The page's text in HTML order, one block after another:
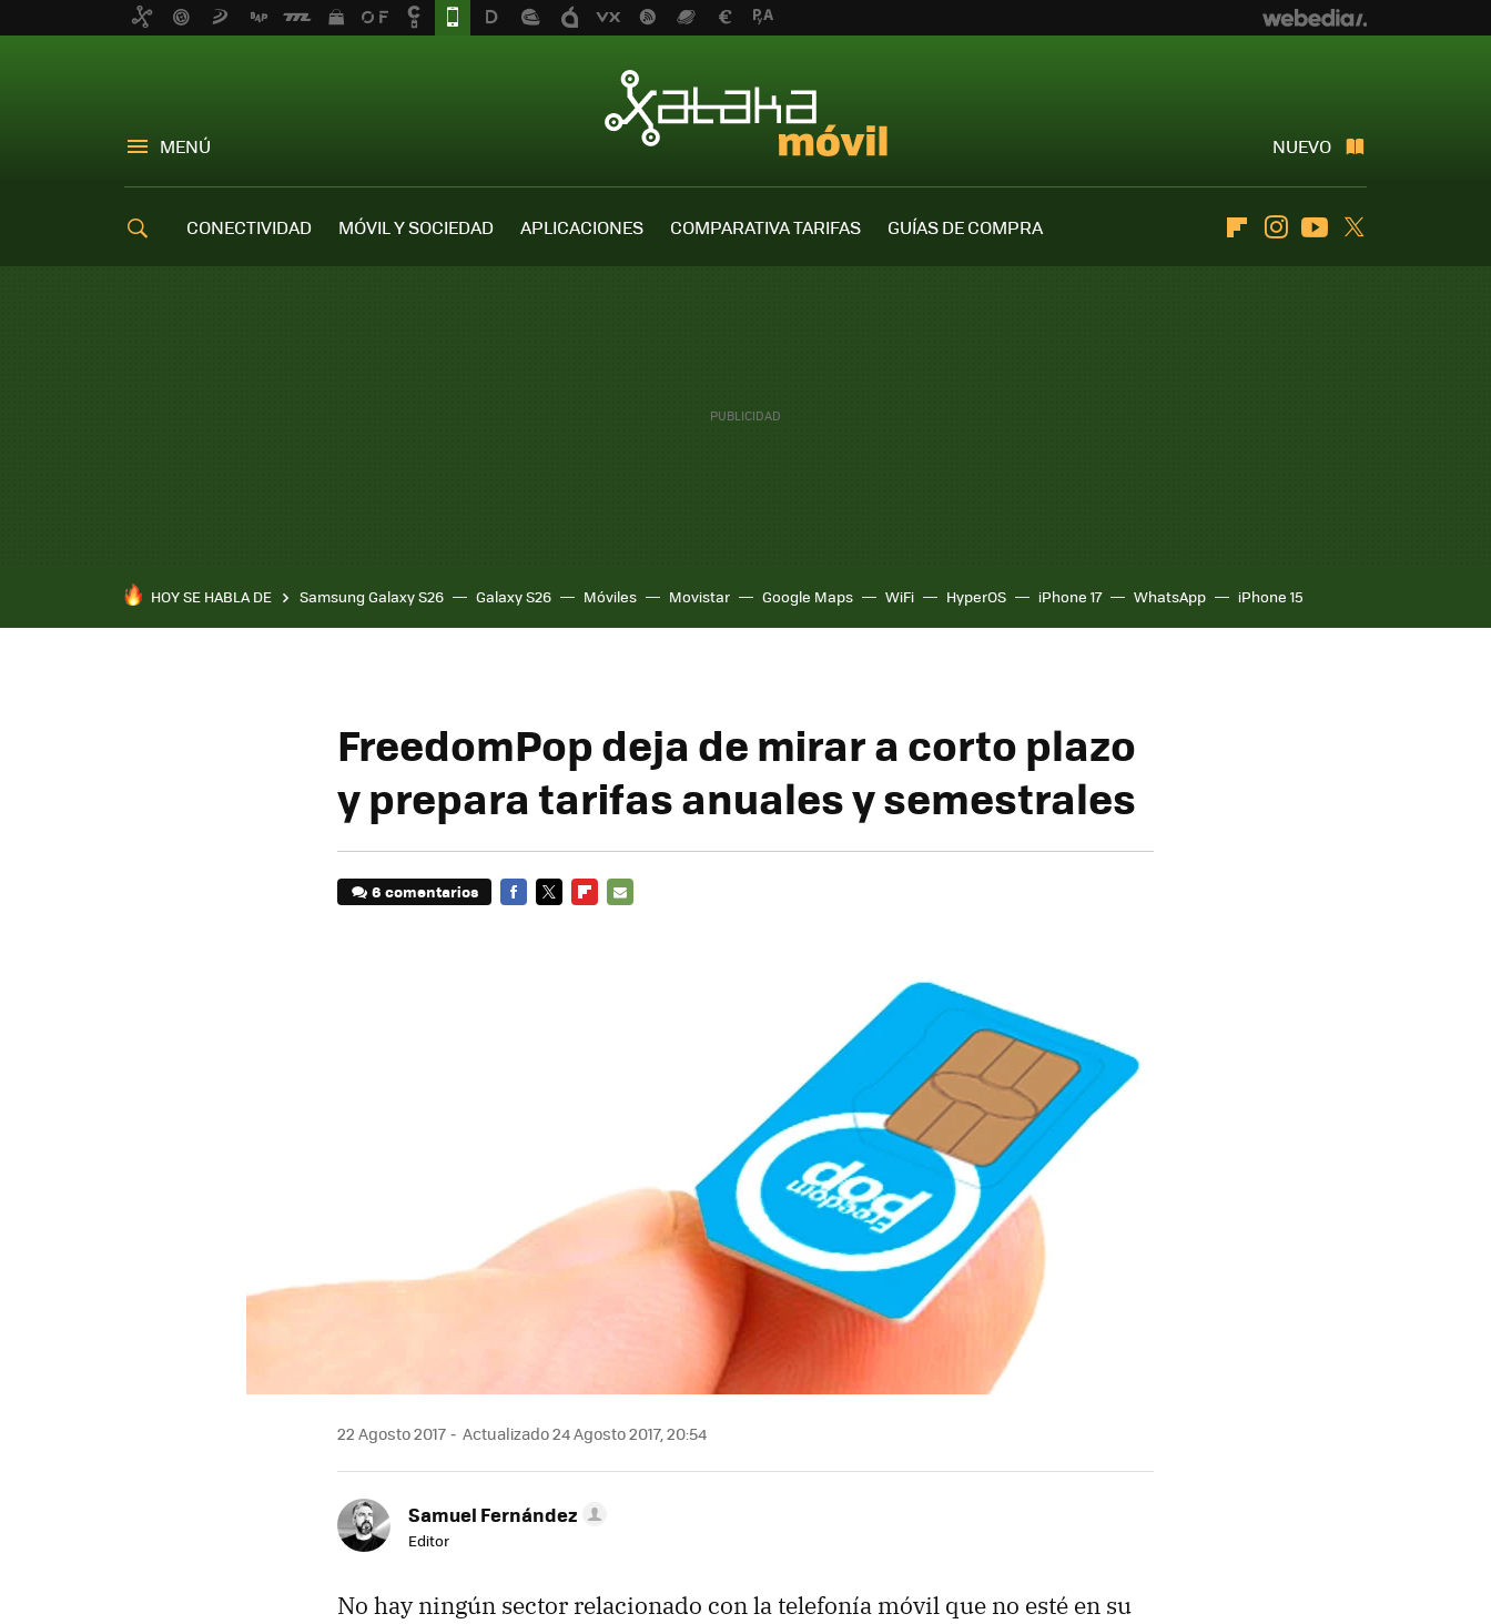
MENÚ NUEVO
CONECTIVIDAD MÓVIL Y SOCIEDAD APLICACIONES COMPARATIVA TARIFAS
GUÍAS DE COMPRA
FlipboardInstagramYoutube
HOY SE HABLA DE Samsung Galaxy S26 Galaxy S26 Móviles Movistar Google Maps WiFi HyperOS iPhone 17 WhatsApp iPhone 15
FreedomPop deja de mirar a corto plazo
y prepara tarifas anuales y semestrales
6 comentarios
22 Agosto 2017 Actualizado 24 Agosto 2017, 20:54
Samuel Fernández
Editor
No hay ningún sector relacionado con la telefonía móvil que no esté en su